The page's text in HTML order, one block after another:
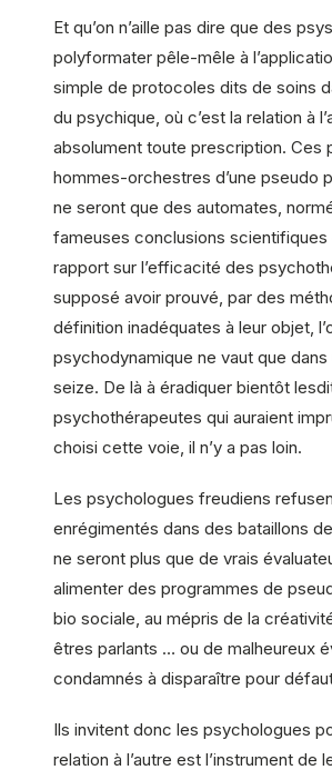
Et qu’on n’aille pas dire que des
polyformater pêle-mêle à
simple de protocoles dits de soins
du psychique, où c’est la relation à
absolument toute prescription. Ces
hommes-orchestres d’une pseudo
ne seront que des automates,
fameuses conclusions scientifiques
rapport sur l’efficacité des
supposé avoir prouvé, par des
définition inadéquates à leur objet,
psychodynamique ne vaut que dans
seize. De là à éradiquer bientôt
psychothérapeutes qui auraient
choisi cette voie, il n’y a pas loin.
Les psychologues freudiens
enrégimentés dans des bataillons
ne seront plus que de vrais
alimenter des programmes de
bio sociale, au mépris de la
êtres parlants … ou de malheureux
condamnés à disparaître pour
Ils invitent donc les psychologues
relation à l’autre est l’instrument de